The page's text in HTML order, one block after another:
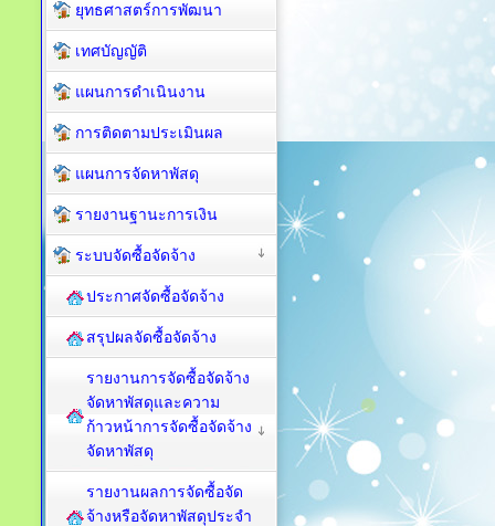
ยุทธศาสตร์การพัฒนา
เทศบัญญัติ
แผนการดำเนินงาน
การติดตามประเมินผล
แผนการจัดหาพัสดุ
รายงานฐานะการเงิน
ระบบจัดซื้อจัดจ้าง
ประกาศจัดซื้อจัดจ้าง
สรุปผลจัดซื้อจัดจ้าง
รายงานการจัดซื้อจัดจ้าง
จัดหาพัสดุและความ
ก้าวหน้าการจัดซื้อจัดจ้าง
จัดหาพัสดุ
รายงานผลการจัดซื้อจัด
จ้างหรือจัดหาพัสดุประจำ